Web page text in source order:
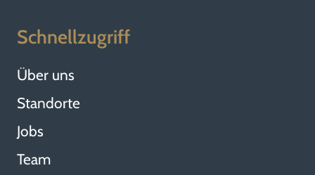
Schnellzugriff
Über uns
Standorte
Jobs
Team